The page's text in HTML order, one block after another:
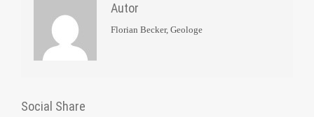
Autor
Florian Becker, Geologe
Social Share